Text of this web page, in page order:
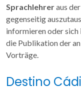
Sprachlehreraus
gegenseitig
informieren oder sich
die Publikation der
Vorträge.
Destino